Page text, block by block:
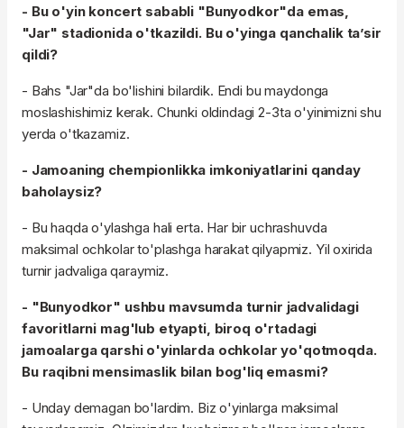
- Bu o'yin koncert sababli "Bunyodkor"da emas,
"Jar" stadionida o'tkazildi. Bu o'yinga qanchalik ta’sir
qildi?
- Bahs "Jar"da bo'lishini bilardik. Endi bu maydonga
moslashishimiz kerak. Chunki oldindagi 2-3ta o'yinimizni shu
yerda o'tkazamiz.
- Jamoaning chempionlikka imkoniyatlarini qanday
baholaysiz?
- Bu haqda o'ylashga hali erta. Har bir uchrashuvda
maksimal ochkolar to'plashga harakat qilyapmiz. Yil oxirida
turnir jadvaliga qaraymiz.
- "Bunyodkor" ushbu mavsumda turnir jadvalidagi
favoritlarni mag'lub etyapti, biroq o'rtadagi
jamoalarga qarshi o'yinlarda ochkolar yo'qotmoqda.
Bu raqibni mensimaslik bilan bog'liq emasmi?
- Unday demagan bo'lardim. Biz o'yinlarga maksimal